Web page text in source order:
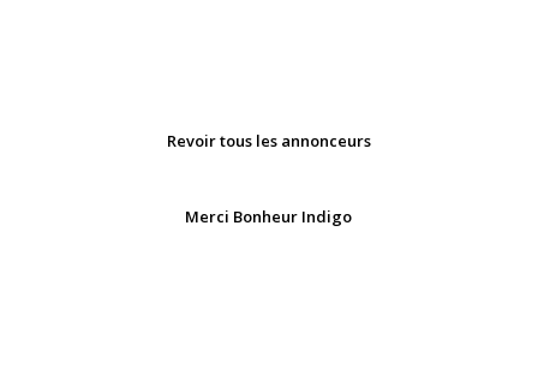
Revoir tous les annonceurs
Merci Bonheur Indigo